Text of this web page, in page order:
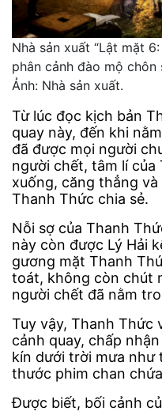
Nhà sản xuất “Lật mặt
phân cảnh đào mộ chôn
Ảnh: Nhà sản xuất.
Từ lúc đọc kịch bản
quay này, đến khi
đã được mọi người
người chết, tâm lí của
xuống, căng thẳng và
Thanh Thức chia sẻ.
Nỗi sợ của Thanh
này còn được Lý Hải
gương mặt Thanh
toát, không còn chút
người chết đã nằm
Tuy vậy, Thanh Thức
cảnh quay, chấp
kín dưới trời mưa như
thước phim chan
Được biết, bối cảnh